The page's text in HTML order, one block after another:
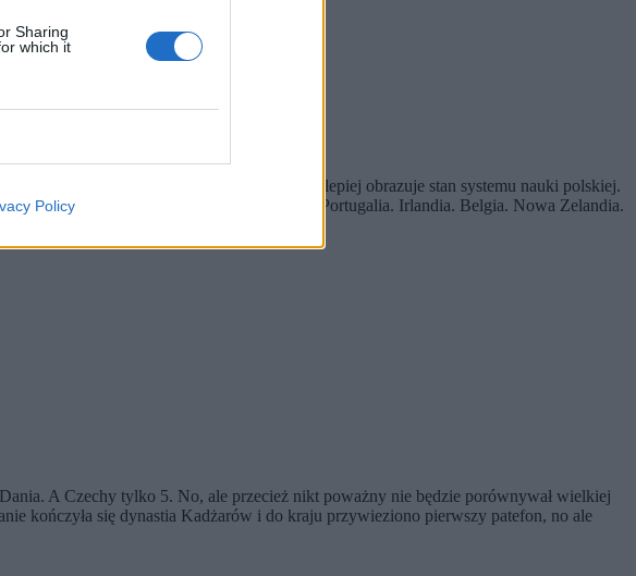
Sharing
which it
Policy
tylko sześć polskich szkół wyższych, najlepiej obrazuje stan systemu nauki polskiej.
kraje odnotowują taki właśnie wynik? Portugalia. Irlandia. Belgia. Nowa Zelandia.
A Czechy tylko 5. No, ale przecież nikt poważny nie będzie porównywał wielkiej
kończyła się dynastia Kadżarów i do kraju przywieziono pierwszy patefon, no ale